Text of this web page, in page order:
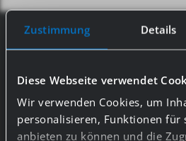
Zustimmung Details
Diese Webseite verwendet
Wir verwenden Cookies, um
personalisieren, Funktionen für
anbieten zu können und die
Allways up to date: For
GASSS, just follow us
Instagram. Come on